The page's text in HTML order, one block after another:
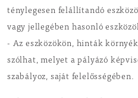
ténylegesen felállítandó
vagy jellegében hasonló
- Az eszközökön, hinták
szólhat, melyet a pályázó
szabályoz, saját felelősségében.